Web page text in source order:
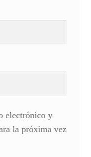
electrónico y
la próxima vez